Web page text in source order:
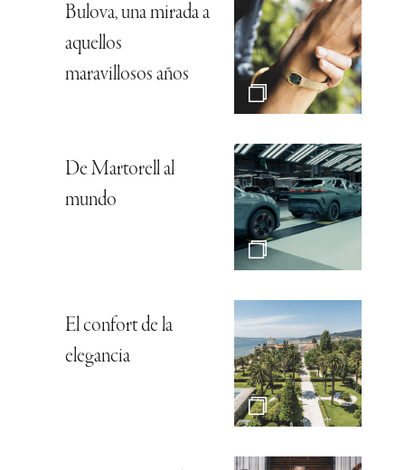
Bulova, una mirada a
aquellos
maravillosos años
De Martorell al
mundo
El confort de la
elegancia